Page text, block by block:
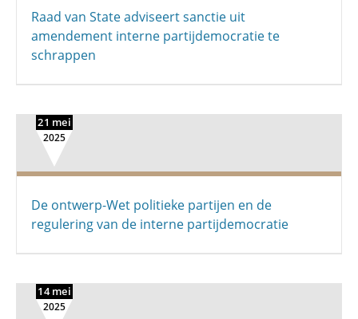
Raad van State adviseert sanctie uit
amendement interne partijdemocratie te
schrappen
21 mei
2025
De ontwerp-Wet politieke partijen en de
regulering van de interne partij­democratie
14 mei
2025